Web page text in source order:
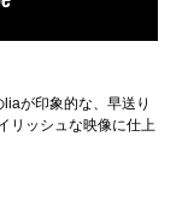
が印象的な、早送り
リッシュな映像に仕上